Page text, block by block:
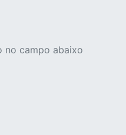
no campo abaixo